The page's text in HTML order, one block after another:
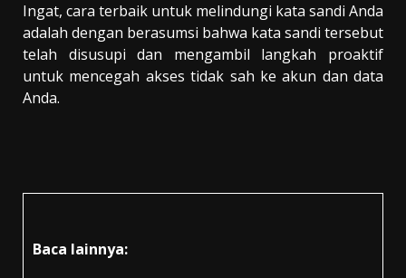
Ingat, cara terbaik untuk melindungi kata sandi Anda
adalah dengan berasumsi bahwa kata sandi tersebut
telah disusupi dan mengambil langkah proaktif
untuk mencegah akses tidak sah ke akun dan data
Anda.
Baca lainnya: